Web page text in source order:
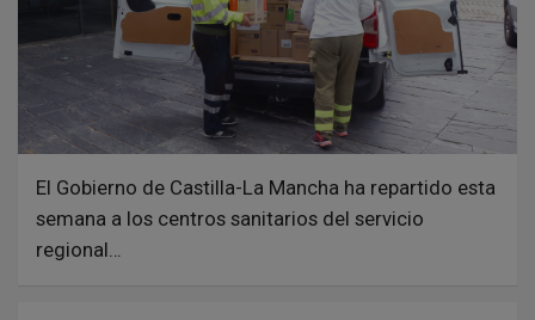
El Gobierno de Castilla-La Mancha ha repartido esta
semana a los centros sanitarios del servicio
regional…